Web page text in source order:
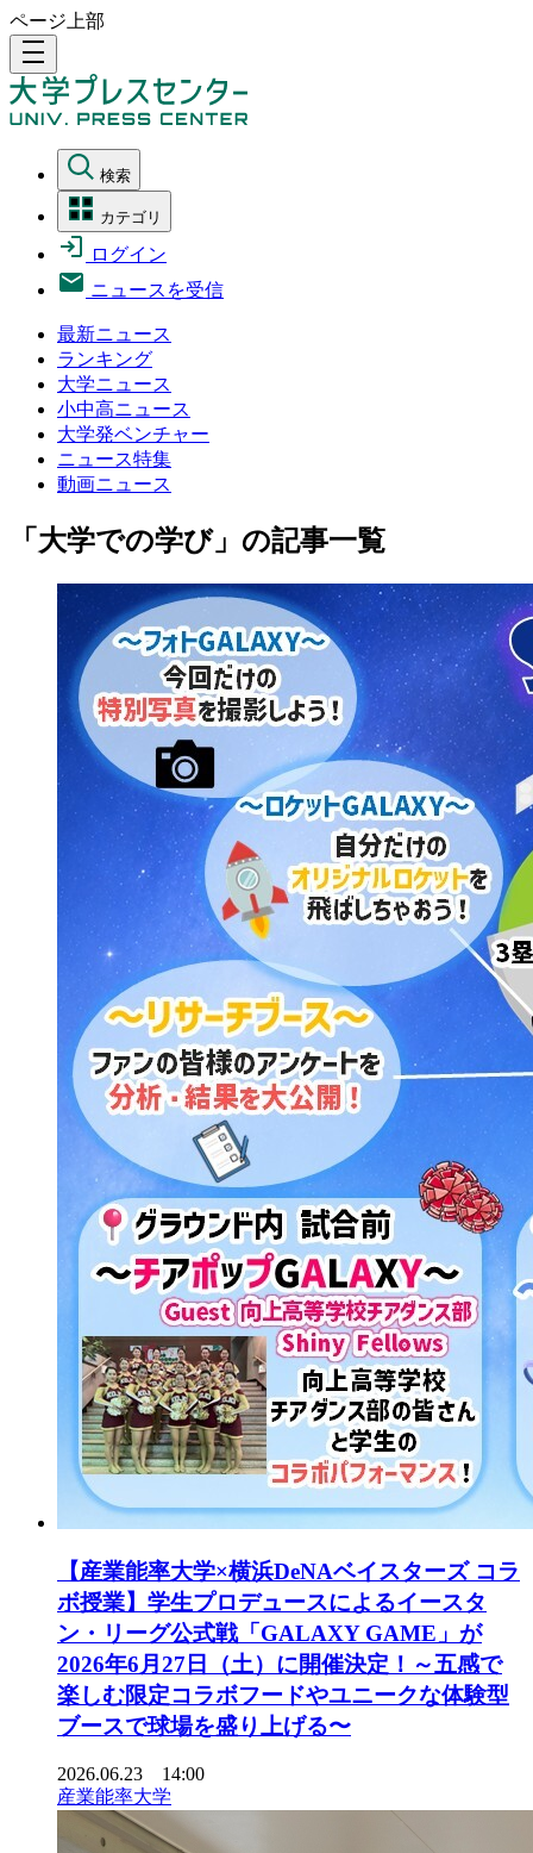
ページ上部
density_medium
検索
カテゴリ
ログイン
ニュースを受信
最新ニュース
ランキング
大学ニュース
小中高ニュース
大学発ベンチャー
ニュース特集
動画ニュース
「大学での学び」の記事一覧
【産業能率大学×横浜DeNAベイスターズ コラ
ボ授業】学生プロデュースによるイースタ
ン・リーグ公式戦「GALAXY GAME」が
2026年6月27日（土）に開催決定！～五感で
楽しむ限定コラボフードやユニークな体験型
ブースで球場を盛り上げる〜
2026.06.23 14:00
産業能率大学